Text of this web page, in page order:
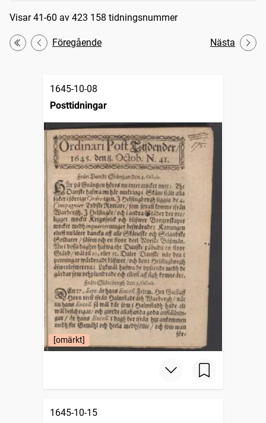
Sökresultat
Visar 41-60 av 423 158 tidningsnummer
Första
Föregående Nästa
1645-10-08
Posttidningar
[omärkt]
1645-10-15